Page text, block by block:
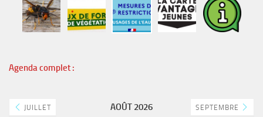
READ MORE
Agenda complet :
JUILLET AOÛT 2026 SEPTEMBRE